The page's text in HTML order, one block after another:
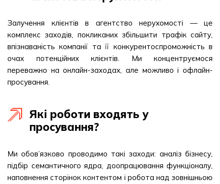
Залучення клієнтів в агентство нерухомості — це
комплекс заходів, покликаних збільшити трафік сайту,
впізнаваність компанії та її конкурентоспроможність в
очах потенційних клієнтів. Ми концентруємося
переважно на онлайн-заходах, але можливо і офлайн-
просування.
Які роботи входять у
просування?
Ми обов’язково проводимо такі заходи: аналіз бізнесу,
підбір семантичного ядра, доопрацювання функціоналу,
наповнення сторінок контентом і робота над зовнішньою